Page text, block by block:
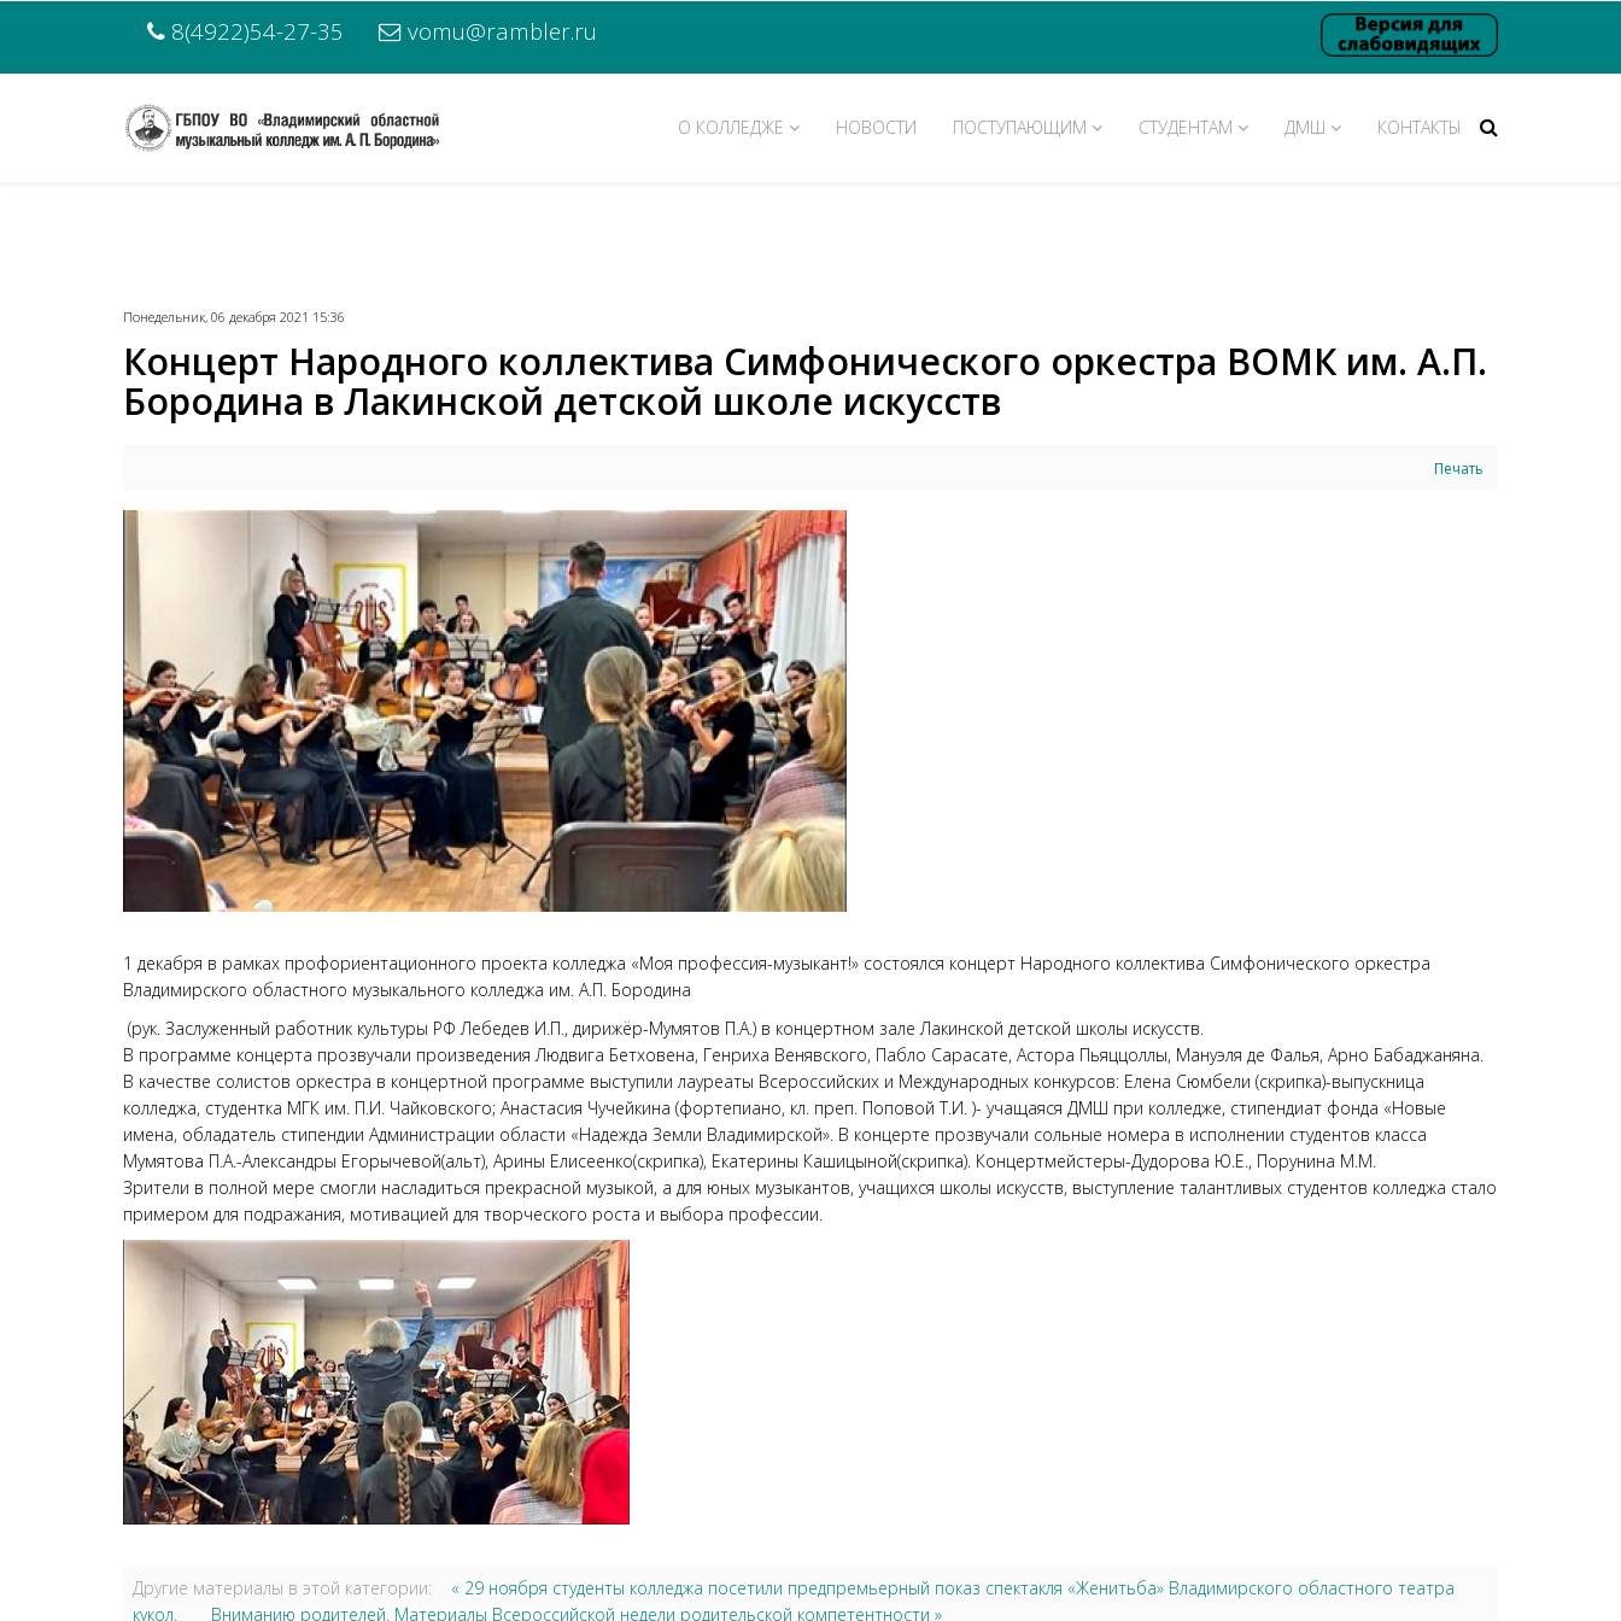
8(4922)54-27-35 vomu@rambler.ru
О КОЛЛЕДЖЕ НОВОСТИ ПОСТУПАЮЩИМ СТУДЕНТАМ ДМШ КОНТАКТЫ
Понедельник, 06 декабря 2021 15:36
Концерт Народного коллектива Симфонического оркестра ВОМК им. А.П.
Бородина в Лакинской детской школе искусств
Печать
1 декабря в рамках профориентационного проекта колледжа «Моя профессия-музыкант!» состоялся концерт Народного коллектива Симфонического оркестра
Владимирского областного музыкального колледжа им. А.П. Бородина
(рук. Заслуженный работник культуры РФ Лебедев И.П., дирижёр-Мумятов П.А.) в концертном зале Лакинской детской школы искусств.
В программе концерта прозвучали произведения Людвига Бетховена, Генриха Венявского, Пабло Сарасате, Астора Пьяццоллы, Мануэля де Фалья, Арно Бабаджаняна.
В качестве солистов оркестра в концертной программе выступили лауреаты Всероссийских и Международных конкурсов: Елена Сюмбели (скрипка)-выпускница
колледжа, студентка МГК им. П.И. Чайковского; Анастасия Чучейкина (фортепиано, кл. преп. Поповой Т.И. )- учащаяся ДМШ при колледже, стипендиат фонда «Новые
имена, обладатель стипендии Администрации области «Надежда Земли Владимирской». В концерте прозвучали сольные номера в исполнении студентов класса
Мумятова П.А.-Александры Егорычевой(альт), Арины Елисеенко(скрипка), Екатерины Кашицыной(скрипка). Концертмейстеры-Дудорова Ю.Е., Порунина М.М.
Зрители в полной мере смогли насладиться прекрасной музыкой, а для юных музыкантов, учащихся школы искусств, выступление талантливых студентов колледжа стало
примером для подражания, мотивацией для творческого роста и выбора профессии.
Другие материалы в этой категории:
« 29 ноября студенты колледжа посетили предпремьерный показ спектакля «Женитьба» Владимирского областного театра
кукол.
Вниманию родителей. Материалы Всероссийской недели родительской компетентности »